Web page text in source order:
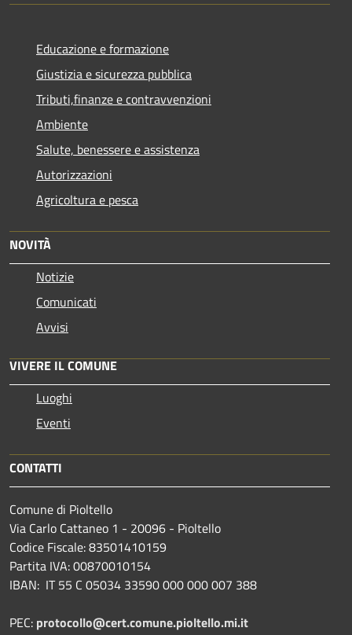
Educazione e formazione
Giustizia e sicurezza pubblica
Tributi,finanze e contravvenzioni
Ambiente
Salute, benessere e assistenza
Autorizzazioni
Agricoltura e pesca
NOVITÀ
Notizie
Comunicati
Avvisi
VIVERE IL COMUNE
Luoghi
Eventi
CONTATTI
Comune di Pioltello
Via Carlo Cattaneo 1 - 20096 - Pioltello
Codice Fiscale: 83501410159
Partita IVA: 00870010154
IBAN: IT 55 C 05034 33590 000 000 007 388
PEC: protocollo@cert.comune.pioltello.mi.it